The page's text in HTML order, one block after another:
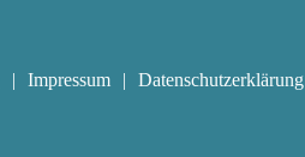
Impressum Datenschutzerklärung